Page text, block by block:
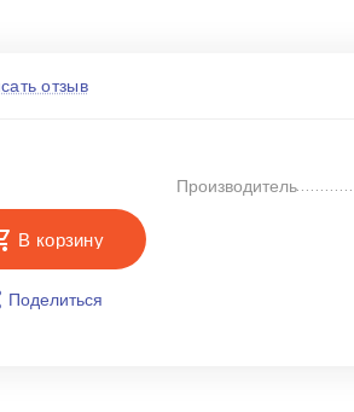
отзыв
В корзину
Поделиться
Производитель